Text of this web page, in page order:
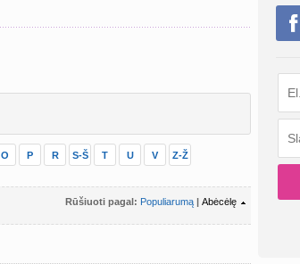
O P R S-Š T U V Z-Ž
Rūšiuoti pagal: Populiarumą | Abėcėlę